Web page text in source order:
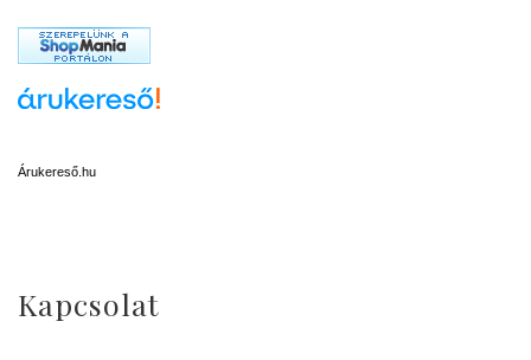
Árukereső.hu
Kapcsolat